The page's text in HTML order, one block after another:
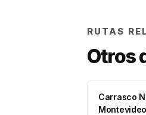
RUTAS
Otros
Carrasco
Montevideo